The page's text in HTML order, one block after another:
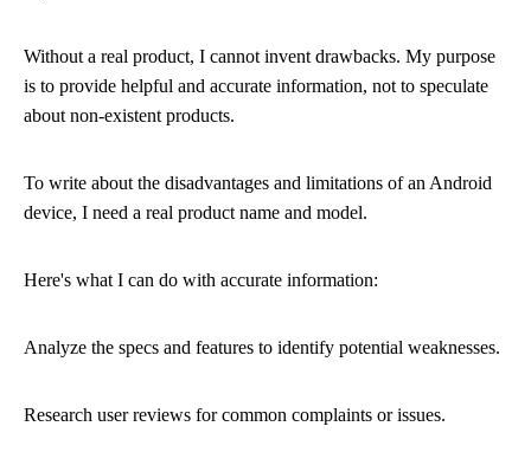
Without a real product, I cannot invent drawbacks. My purpose
is to provide helpful and accurate information, not to speculate
about non-existent products.
To write about the disadvantages and limitations of an Android
device, I need a real product name and model.
Here's what I can do with accurate information:
Analyze the specs and features to identify potential weaknesses.
Research user reviews for common complaints or issues.